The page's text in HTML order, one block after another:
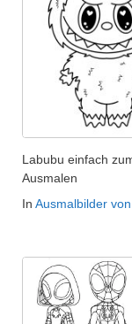
Labubu einfach
Ausmalen
In Ausmalbilder